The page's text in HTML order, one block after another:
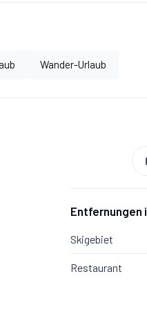
Wander-Urlaub
Entfernungen
Skigebiet
Restaurant